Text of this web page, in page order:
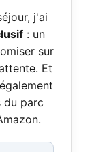
j'ai
: un
sur
Et
du parc